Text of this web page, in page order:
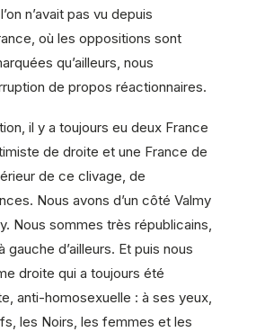
n’avait pas vu depuis
où les oppositions sont
qu’ailleurs, nous
de propos réactionnaires.
il y a toujours eu deux France
de droite et une France de
de ce clivage, de
Nous avons d’un côté Valmy
Nous sommes très républicains,
d’ailleurs. Et puis nous
droite qui a toujours été
anti-homosexuelle : à ses yeux,
les Noirs, les femmes et les